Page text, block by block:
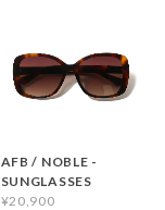
AFB / NOBLE -
SUNGLASSES
¥20,900